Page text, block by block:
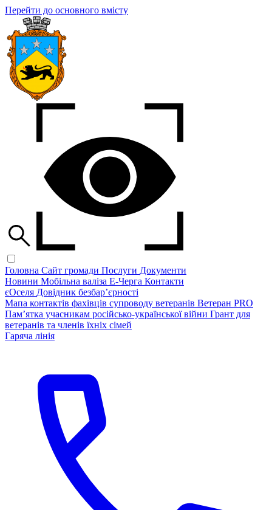
Перейти до основного вмісту
Головна Сайт громади Послуги Документи
Новини Мобільна валіза Е-Черга Контакти
єОселя Довідник безбар’єрності
Мапа контактів фахівців супроводу ветеранів Ветеран PRO
Пам’ятка учасникам російсько-української війни Грант для
ветеранів та членів їхніх сімей
Гаряча лінія